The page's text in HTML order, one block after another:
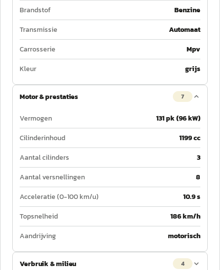
Brandstof
Benzine
Transmissie
Automaat
Carrosserie
Mpv
Kleur
grijs
Motor & prestaties 7
Vermogen
131 pk (96 kW)
Cilinderinhoud
1199 cc
Aantal cilinders
3
Aantal versnellingen
8
Acceleratie (0-100 km/u)
10.9 s
Topsnelheid
186 km/h
Aandrijving
motorisch
Verbruik & milieu 4